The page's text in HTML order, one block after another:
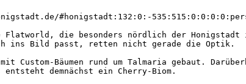
#honigstadt:132:0:-
die besonders nördlich der
ins Bild passt, retten nicht gerade die Optik.
Custom-Bäumen rund um Talmaria gebaut.
demnächst ein Cherry-Biom.